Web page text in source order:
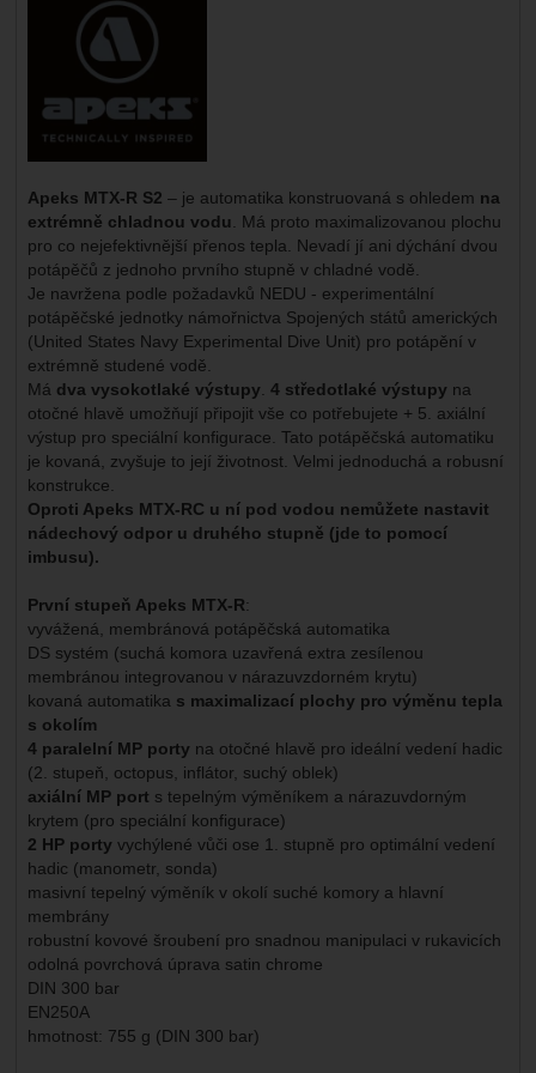
Apeks MTX-R S2 – je automatika konstruovaná s ohledem na
extrémně chladnou vodu . Má proto maximalizovanou plochu
pro co nejefektivnější přenos tepla. Nevadí jí ani dýchání dvou
potápěčů z jednoho prvního stupně v chladné vodě.
Je navržena podle požadavků NEDU - experimentální
potápěčské jednotky námořnictva Spojených států amerických
(United States Navy Experimental Dive Unit) pro potápění v
extrémně studené vodě.
Má dva vysokotlaké výstupy 4 středotlaké výstupy na
otočné hlavě umožňují připojit vše co potřebujete + 5. axiální
výstup pro speciální konfigurace. Tato potápěčská automatiku
je kovaná, zvyšuje to její životnost. Velmi jednoduchá a robusní
konstrukce.
Oproti Apeks MTX-RC u ní pod vodou nemůžete nastavit
nádechový odpor u druhého stupně (jde to pomocí
imbusu).
První stupeň Apeks MTX-R:
vyvážená, membránová potápěčská automatika
DS systém (suchá komora uzavřená extra zesílenou
membránou integrovanou v nárazuvzdorném krytu)
kovaná automatika s maximalizací plochy pro výměnu tepla
s okolím
4 paralelní MP porty na otočné hlavě pro ideální vedení hadic
(2. stupeň, octopus, inflátor, suchý oblek)
axiální MP port s tepelným výměníkem a nárazuvdorným
krytem (pro speciální konfigurace)
2 HP porty vychýlené vůči ose 1. stupně pro optimální vedení
hadic (manometr, sonda)
masivní tepelný výměník v okolí suché komory a hlavní
membrány
robustní kovové šroubení pro snadnou manipulaci v rukavicích
odolná povrchová úprava satin chrome
DIN 300 bar
EN250A
hmotnost: 755 g (DIN 300 bar)